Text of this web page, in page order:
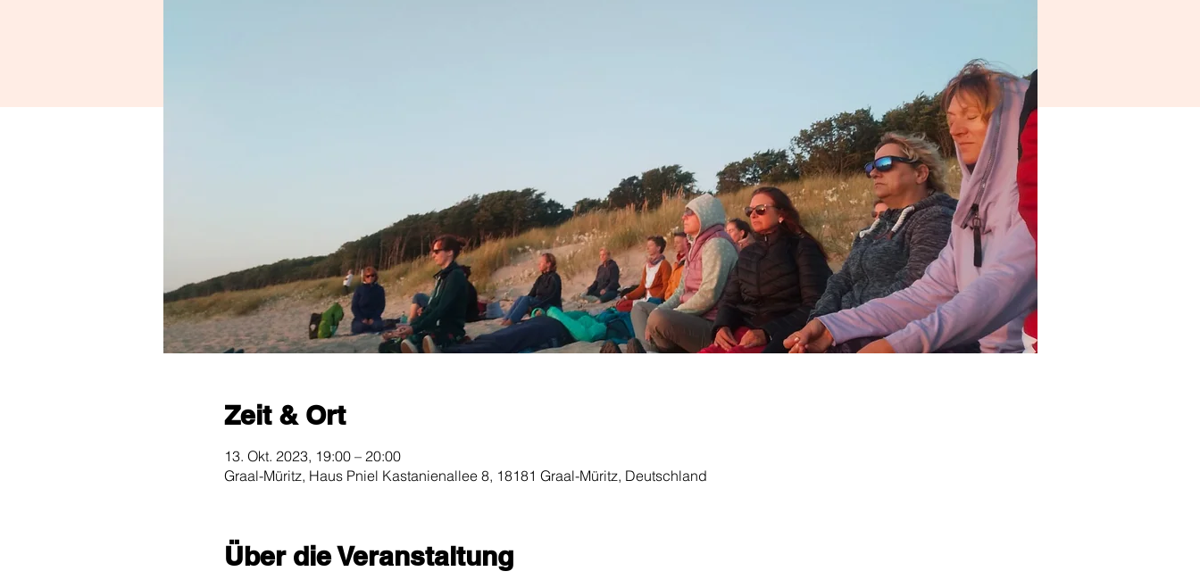
Zeit & Ort
13. Okt. 2023, 19:00 – 20:00
Graal-Müritz, Haus Pniel Kastanienallee 8, 18181 Graal-Müritz, Deutschland
Über die Veranstaltung